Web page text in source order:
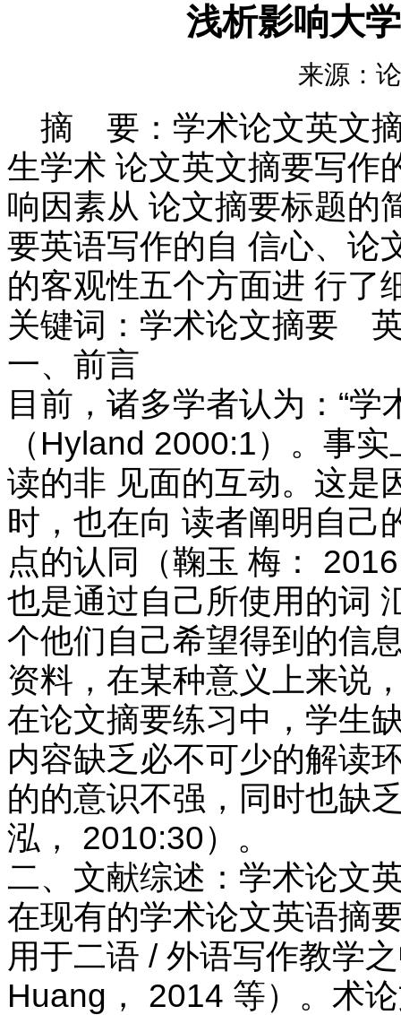
浅析影响大
来源：
摘 要：学术论文英文
生学术 论文英文摘要写作
响因素从 论文摘要标题的
要英语写作的自 信心、论
的客观性五个方面进 行了
关键词：学术论文摘要
一、前言
目前，诸多学者认为：“
（Hyland 2000:1）。事
读的非 见面的互动。这是
时，也在向 读者阐明自己
点的认同（鞠玉 梅：
也是通过自己所使用的词
个他们自己希望得到的信
资料，在某种意义上来说
在论文摘要练习中，学生
内容缺乏必不可少的解读
的的意识不强，同时也缺
泓， 2010:30）。
二、文献综述：学术论文
在现有的学术论文英语摘
用于二语 / 外语写作教学
Huang， 2014 等）。术